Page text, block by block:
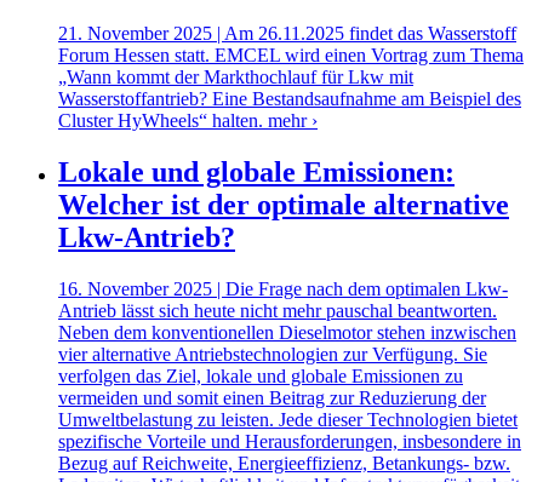
21. November 2025 | Am 26.11.2025 findet das Wasserstoff
Forum Hessen statt. EMCEL wird einen Vortrag zum Thema
„Wann kommt der Markthochlauf für Lkw mit
Wasserstoffantrieb? Eine Bestandsaufnahme am Beispiel des
Cluster HyWheels“ halten. mehr ›
Lokale und globale Emissionen:
Welcher ist der optimale alternative
Lkw-Antrieb?
16. November 2025 | Die Frage nach dem optimalen Lkw-
Antrieb lässt sich heute nicht mehr pauschal beantworten.
Neben dem konventionellen Dieselmotor stehen inzwischen
vier alternative Antriebstechnologien zur Verfügung. Sie
verfolgen das Ziel, lokale und globale Emissionen zu
vermeiden und somit einen Beitrag zur Reduzierung der
Umweltbelastung zu leisten. Jede dieser Technologien bietet
spezifische Vorteile und Herausforderungen, insbesondere in
Bezug auf Reichweite, Energieeffizienz, Betankungs- bzw.